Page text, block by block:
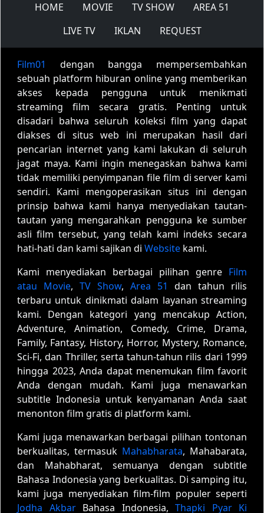
HOME MOVIE TV SHOW
AREA 51
LIVE TV
IKLAN REQUEST
Film01
dengan bangga mempersembahkan
sebuah platform hiburan online yang memberikan
akses kepada pengguna untuk menikmati
streaming film secara gratis. Penting untuk
disadari bahwa seluruh koleksi film yang dapat
diakses di situs web ini merupakan hasil dari
pencarian internet yang kami lakukan di seluruh
jagat maya. Kami ingin menegaskan bahwa kami
tidak memiliki penyimpanan file film di server kami
sendiri. Kami mengoperasikan situs ini dengan
prinsip bahwa kami hanya menyediakan tautan-
tautan yang mengarahkan pengguna ke sumber
asli film tersebut, yang telah kami indeks secara
hati-hati dan kami sajikan di Website kami.
Kami menyediakan berbagai pilihan genre Film
atau Movie, TV Show, Area 51
dan tahun rilis
terbaru untuk dinikmati dalam layanan streaming
kami. Dengan kategori yang mencakup Action,
Adventure, Animation, Comedy, Crime, Drama,
Family, Fantasy, History, Horror, Mystery, Romance,
Sci-Fi, dan Thriller, serta tahun-tahun rilis dari 1999
hingga 2023, Anda dapat menemukan film favorit
Anda dengan mudah. Kami juga menawarkan
subtitle Indonesia untuk kenyamanan Anda saat
menonton film gratis di platform kami.
Kami juga menawarkan berbagai pilihan tontonan
berkualitas, termasuk Mahabharata, Mahabarata,
dan Mahabharat, semuanya dengan subtitle
Bahasa Indonesia yang berkualitas. Di samping itu,
kami juga menyediakan film-film populer seperti
Jodha AkbarBahasa Indonesia, Thapki Pyar Ki